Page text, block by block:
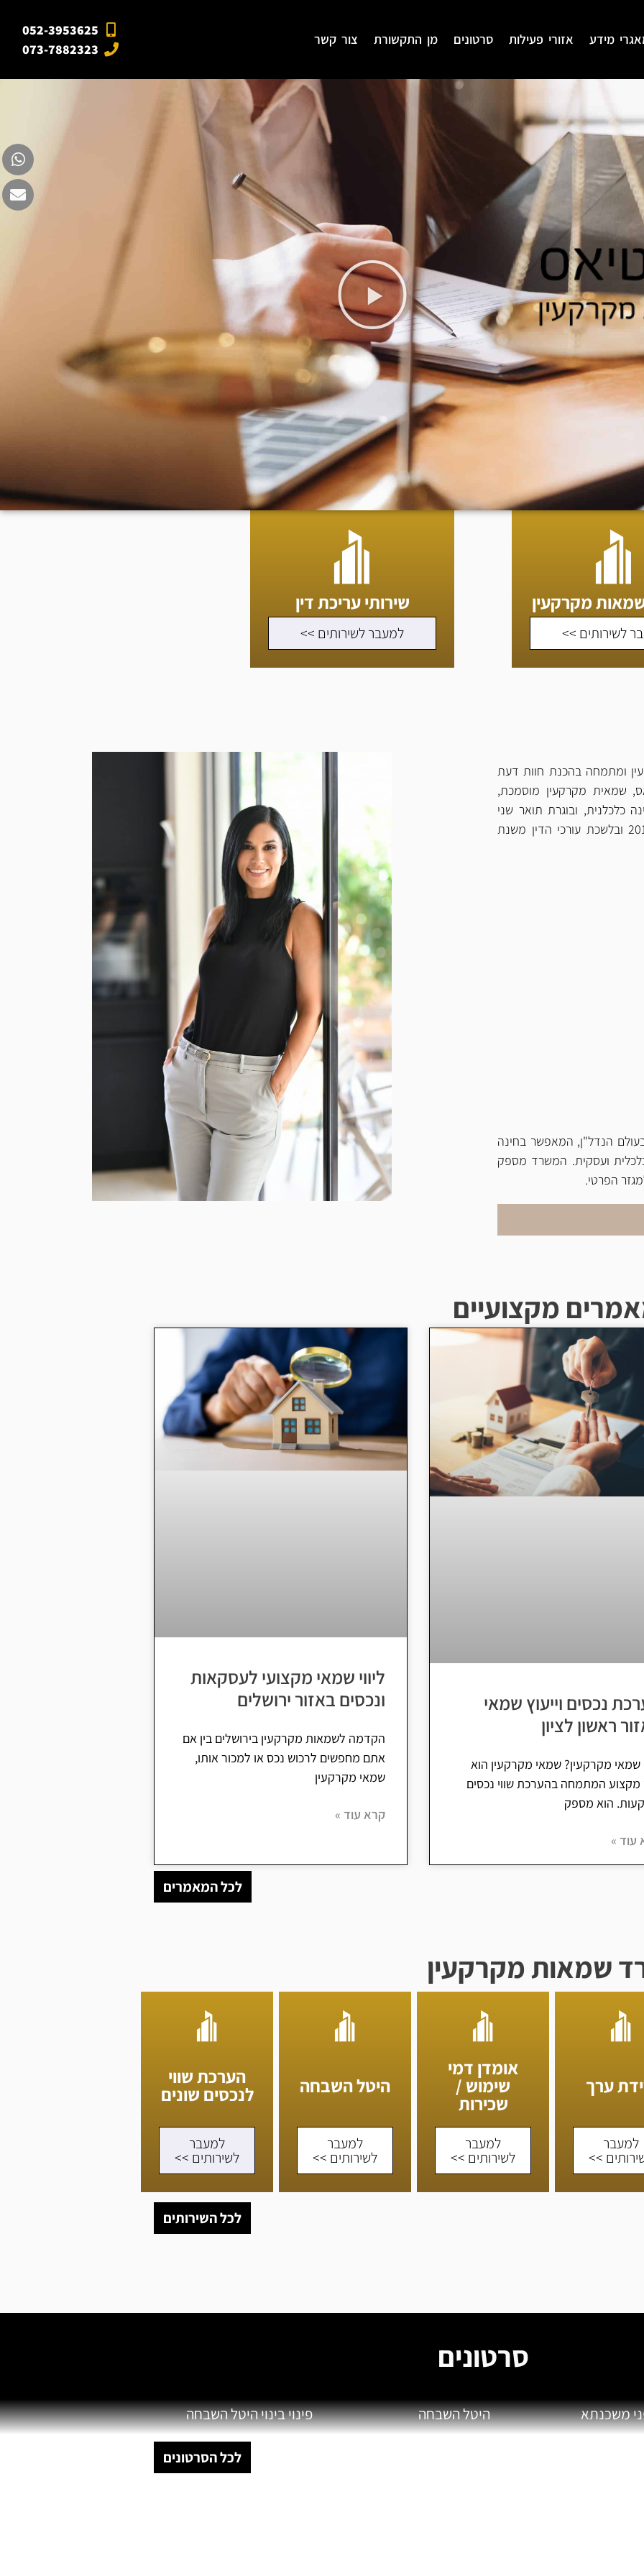
מידע אזורי פעילות סרטונים מן התקשורת צור קשר
052-3953625
073-7882323
מקרקעין
לשירותים >>
שירותי עריכת דין
למעבר לשירותים >>
ומתמחה בהכנת חוות דעת
שמאית מקרקעין מוסמכת,
2016. עו"ד אטיאס הינה כלכלנית, ובוגרת תואר שני
במיסים בעסקים. היא חברה בלשכת שמאי המקרקעין משנת 2016 ובלשכת עורכי הדין משנת
הנדל"ן, המאפשר בחינה
ועסקית. המשרד מספק
הפרטי.
מקצועיים
נכסים וייעוץ שמאי
ראשון לציון
שמאי מקרקעין? שמאי מקרקעין הוא
מקצוע המתמחה בהערכת שווי נכסים
הוא מספק
עוד »
ליווי שמאי מקצועי לעסקאות
ונכסים באזור ירושלים
הקדמה לשמאות מקרקעין בירושלים בין אם
אתם מחפשים לרכוש נכס או למכור אותו,
שמאי מקרקעין
קרא עוד »
לכל המאמרים
שמאות מקרקעין
ערך
למעבר
>>
אומדן דמי
שימוש /
שכירות
למעבר
לשירותים >>
היטל השבחה
למעבר
לשירותים >>
הערכת שווי
לנכסים שונים
למעבר
לשירותים >>
לכל השירותים
סרטונים
משכנתא היטל השבחה פינוי בינוי היטל השבחה
לכל הסרטונים